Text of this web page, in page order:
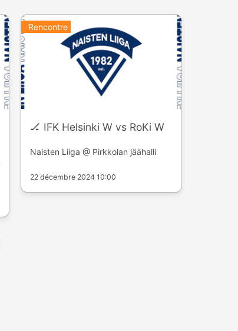
Rencontre
🏒 IFK Helsinki W vs RoKi W
Naisten Liiga @ Pirkkolan jäähalli
22 décembre 2024 10:00